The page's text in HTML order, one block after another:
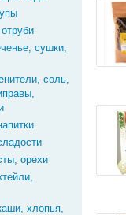
сушки,
соль,
орехи
хлопья,